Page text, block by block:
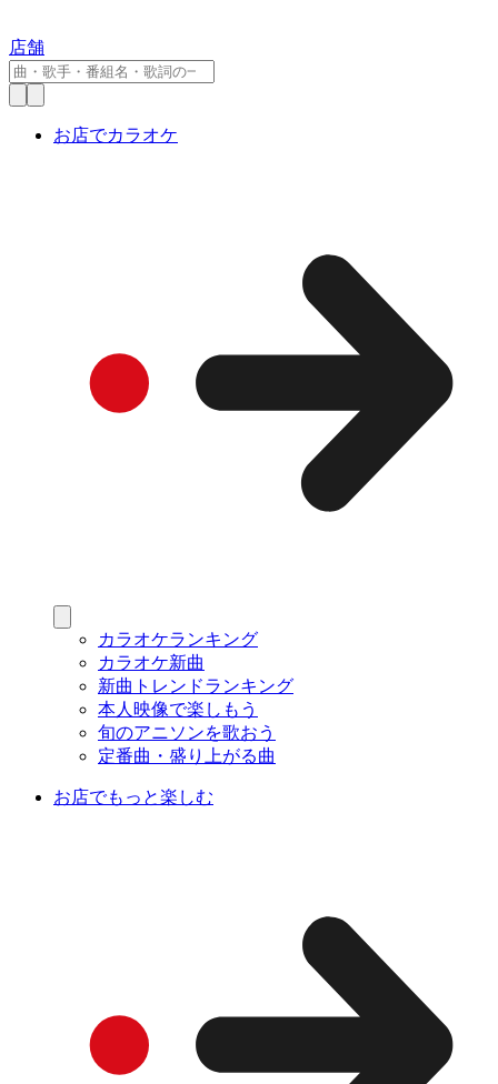
店舗
お店でカラオケ
カラオケランキング
カラオケ新曲
新曲トレンドランキング
本人映像で楽しもう
旬のアニソンを歌おう
定番曲・盛り上がる曲
お店でもっと楽しむ